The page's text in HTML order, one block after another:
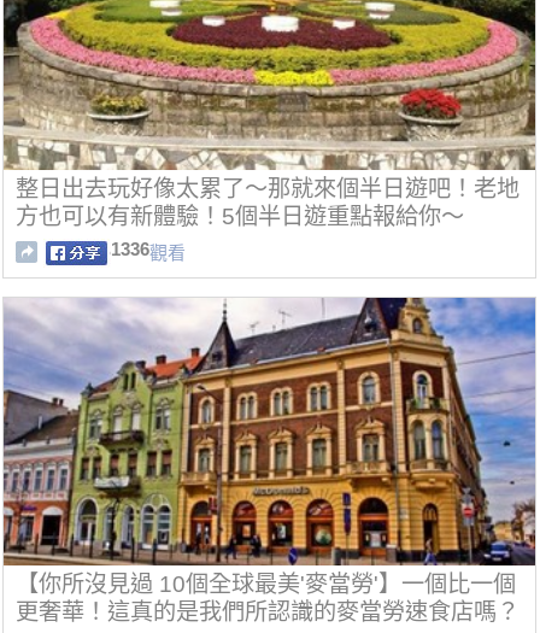
整日出去玩好像太累了～那就來個半日遊吧！老地
方也可以有新體驗！5個半日遊重點報給你～
1336觀看
【你所沒見過 10個全球最美'麥當勞'】一個比一個
更奢華！這真的是我們所認識的麥當勞速食店嗎？